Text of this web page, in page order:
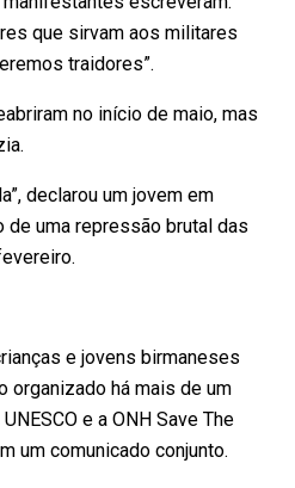
que sirvam aos militares
traidores”.
no início de maio, mas
declarou um jovem em
de uma repressão brutal das
e jovens birmaneses
organizado há mais de um
e a ONH Save The
um comunicado conjunto.